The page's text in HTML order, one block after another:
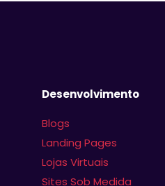
Desenvolvimento
Blogs
Landing Pages
Lojas Virtuais
Sites Sob Medida